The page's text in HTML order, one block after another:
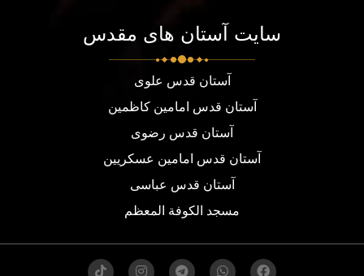
سایت آستان های مقدس
آستان قدس علوی
آستان قدس امامین کاظمین
آستان قدس رضوی
آستان قدس امامین عسکریین
آستان قدس عباسی
مسجد الكوفة المعظم